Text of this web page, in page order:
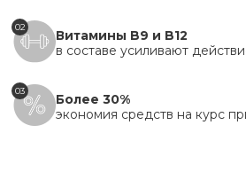
02
Витамины B9 и B12
в составе усиливают
03
Более 30%
экономия средств на курс